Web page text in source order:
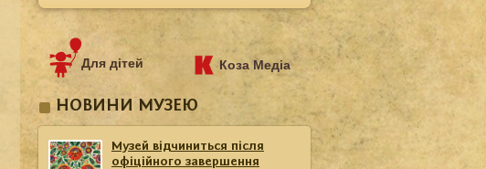
Для дітей Коза Медіа
НОВИНИ МУЗЕЮ
Музей відчиниться після
офіційного завершення